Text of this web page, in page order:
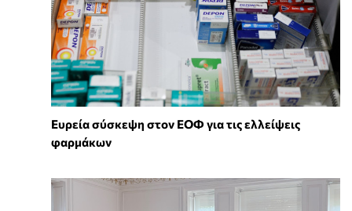
Ευρεία σύσκεψη στον ΕΟΦ για τις ελλείψεις
φαρμάκων